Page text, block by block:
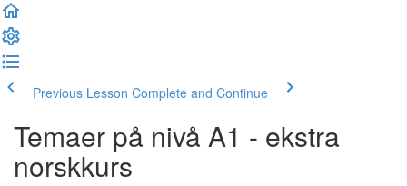
Previous Lesson Complete and Continue
Temaer på nivå A1 - ekstra
norskkurs